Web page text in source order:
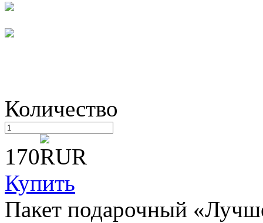
Количество
170
Купить
Пакет подарочный